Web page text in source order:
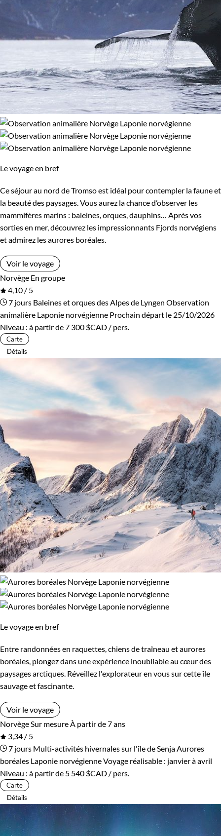
Les 6/9 ans Les 10/13 ans
Standard Supérieur
Haut de gamme
Environnement
Le voyage en bref
Ce séjour au nord de Tromso est idéal pour contempler la faune et
la beauté des paysages. Vous aurez la chance d’observer les
mammifères marins : baleines, orques, dauphins… Après vos
sorties en mer, découvrez les impressionnants Fjords norvégiens
et admirez les aurores boréales.
Voir le voyage
Norvège En groupe
4,10 / 5
7 jours Baleines et orques des Alpes de Lyngen Observation
animalière Laponie norvégienne Prochain départ le 25/10/2026
Niveau : à partir de7 300 $CAD / pers.
Carte
Détails
Le voyage en bref
Entre randonnées en raquettes, chiens de traîneau et aurores
boréales, plongez dans une expérience inoubliable au cœur des
paysages arctiques. Réveillez l'explorateur en vous sur cette île
sauvage et fascinante.
Voir le voyage
Norvège Sur mesure À partir de 7 ans
3,34 / 5
7 jours Multi-activités hivernales sur l'île de Senja Aurores
boréales Laponie norvégienneVoyage réalisable : janvier à avril
Niveau : à partir de 5 540 $CAD / pers.
Carte
Détails